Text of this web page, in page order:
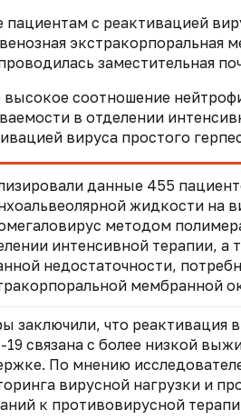
пациентам с реактивацией
экстракорпоральная
заместительная
высокое соотношение
в отделении
вируса простого
данные 455
жидкости на
методом
интенсивной терапии, а
недостаточности,
мембранной
заключили, что реактивация
19 связана с более низкой
По мнению
вирусной нагрузки и
к противовирусной